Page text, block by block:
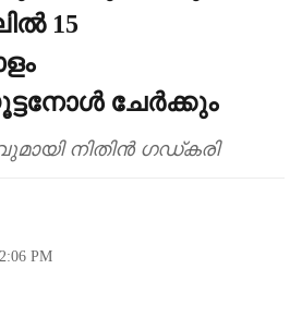
15
ചേർക്കും
നിതിൻ ഗഡ്കരി
PM